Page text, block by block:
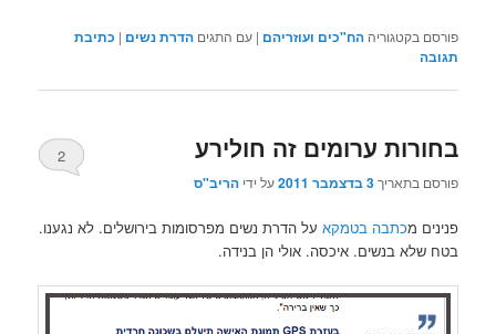
פורסם בקטגוריה הח"כים ועוזריהם |עם התגים הדרת נשים | כתיבת
תגובה
בחורות ערומים זה חולירע
פורסם בתאריך3 בדצמבר 2011 על ידיהריב"ס
2
פנינים מכתבה בטמקא על הדרת נשים מפרסומות בירושלים. לא נגענו.
בטח שלא בנשים. איכסה. אולי הן בנידה.